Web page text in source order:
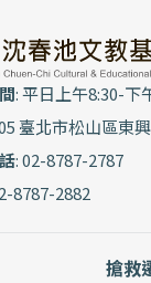
: 平日上午8:30-下
臺北市松山區東
: 02-8787-2787
8787-2882
搶救